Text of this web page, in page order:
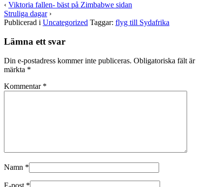
‹ Viktoria fallen- bäst på Zimbabwe sidan
Struliga dagar›
Publicerad i Uncategorized Taggar: flyg till Sydafrika
Lämna ett svar
Din e-postadress kommer inte publiceras. Obligatoriska fält är
märkta *
Kommentar *
Namn *
E-post *